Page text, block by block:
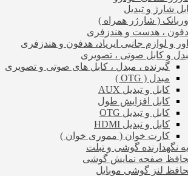
شارژ و تبدیل
( شارژر همراه )
، هدست و هندزفری
و لوازم جانبی ایرپاد، هدفون و هندزفری
و کابل صوتی ، تصویری
گیرنده ، مبدل ، کابل های صوتی و تصویری
مبدل ( OTG )
کابل و تبدیل AUX
کابل افزایش طول
کابل و تبدیل OTG
کابل و تبدیل HDMI
کارت خوان ( مموری خوان )
نگهدارنده گوشی و تبلت
صفحه نمایش گوشی
لنز گوشی موبایل